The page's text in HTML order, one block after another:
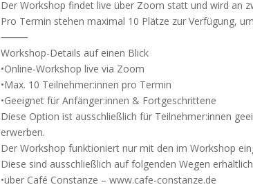
Der Workshop findet live über Zoom statt und wird an
Pro Termin stehen maximal 10 Plätze zur Verfügung,
⸻
Workshop-Details auf einen Blick
•Online-Workshop live via Zoom
•Max. 10 Teilnehmer:innen pro Termin
•Geeignet für Anfänger:innen & Fortgeschrittene
Diese Option ist ausschließlich für Teilnehmer:innen
erwerben.
Der Workshop funktioniert nur mit den im Workshop
Diese sind ausschließlich auf folgenden Wegen
•über Café Constanze – www.cafe-constanze.de